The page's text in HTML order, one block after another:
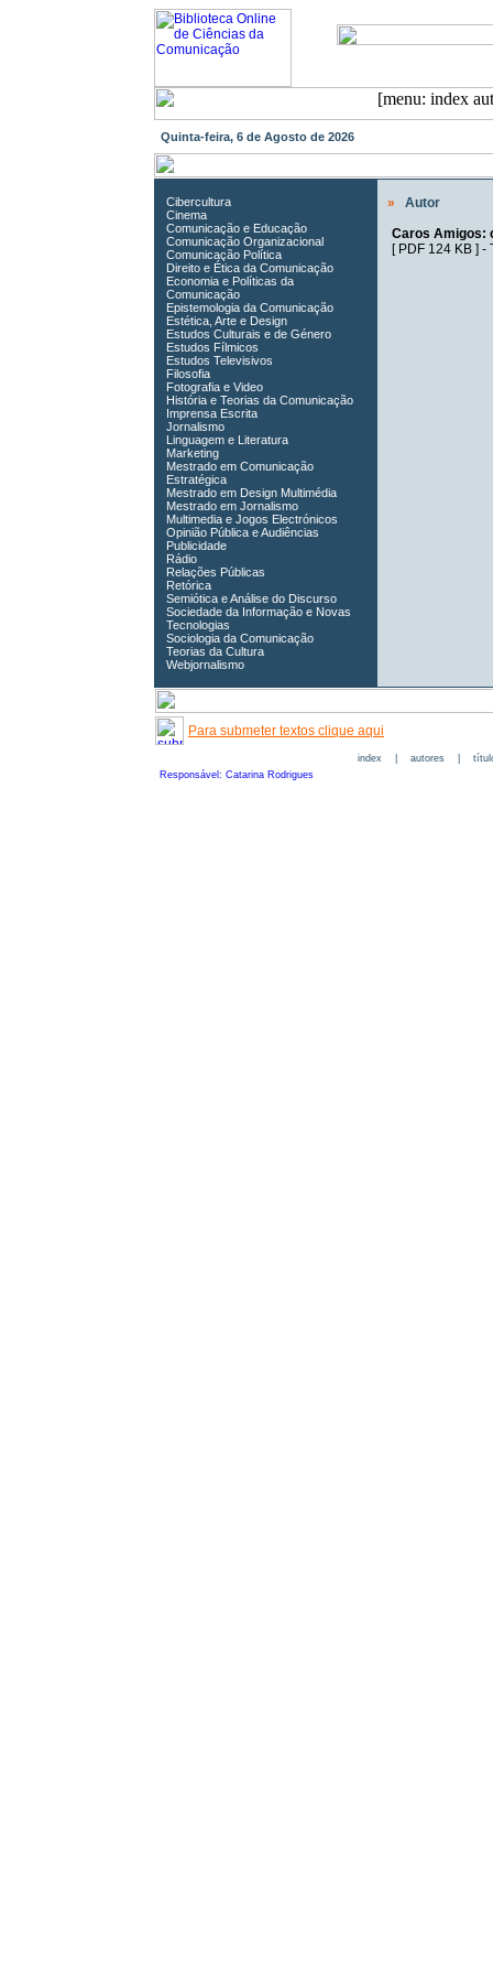
Quinta-feira, 6 de Agosto de 2026
Cibercultura
Cinema
Comunicação e Educação
Comunicação Organizacional
Comunicação Política
Direito e Ética da Comunicação
Economia e Políticas da
Comunicação
Epistemologia da Comunicação
Estética, Arte e Design
Estudos Culturais e de Género
Estudos Fílmicos
Estudos Televisivos
Filosofia
Fotografia e Video
História e Teorias da Comunicação
Imprensa Escrita
Jornalismo
Linguagem e Literatura
Marketing
Mestrado em Comunicação
Estratégica
Mestrado em Design Multimédia
Mestrado em Jornalismo
Multimedia e Jogos Electrónicos
Opinião Pública e Audiências
Publicidade
Rádio
Relações Públicas
Retórica
Semiótica e Análise do Discurso
Sociedade da Informação e Novas
Tecnologias
Sociologia da Comunicação
Teorias da Cultura
Webjornalismo
»
Autor
Caros Amigos:
[ PDF 124 KB] -
Para submeter textos clique aqui
index| autores|